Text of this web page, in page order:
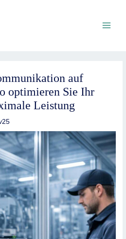
auf
optimieren Sie Ihr
Leistung